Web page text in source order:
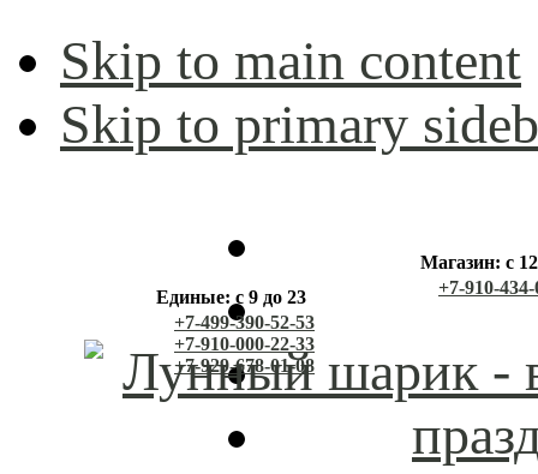
Skip to main content
Skip to primary
Единые: с 9 до 23
+7-499-390-52-53
+7-910-000-22-33
+7-929-678-01-08
Магазин: с
+7-910-